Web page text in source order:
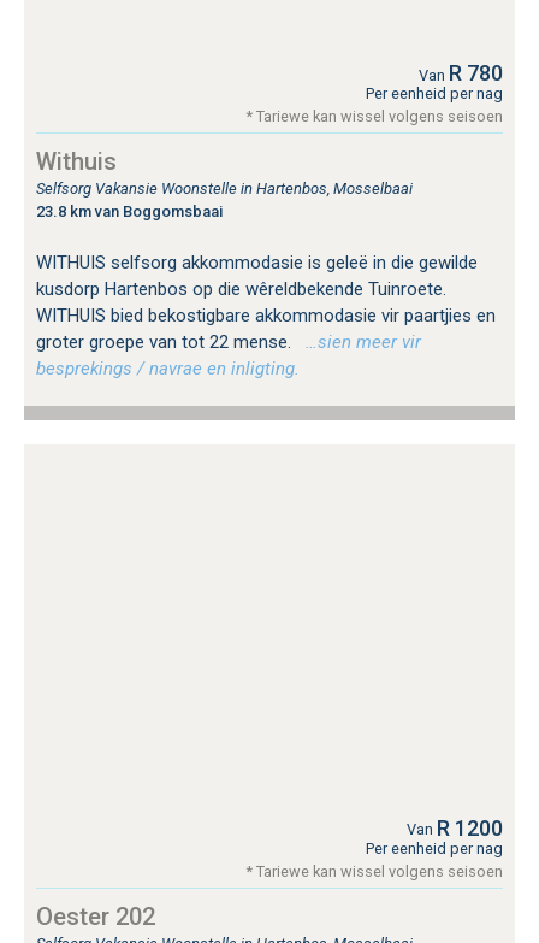
Van R 780
Per eenheid per nag
* Tariewe kan wissel volgens seisoen
Withuis
Selfsorg Vakansie Woonstelle in Hartenbos, Mosselbaai
23.8 km van Boggomsbaai
WITHUIS selfsorg akkommodasie is geleë in die gewilde
kusdorp Hartenbos op die wêreldbekende Tuinroete.
WITHUIS bied bekostigbare akkommodasie vir paartjies en
groter groepe van tot 22 mense.
…sien meer vir
besprekings / navrae en inligting.
Van R 1200
Per eenheid per nag
* Tariewe kan wissel volgens seisoen
Oester 202